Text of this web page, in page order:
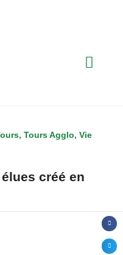
, Tours Agglo, Vie
créé en